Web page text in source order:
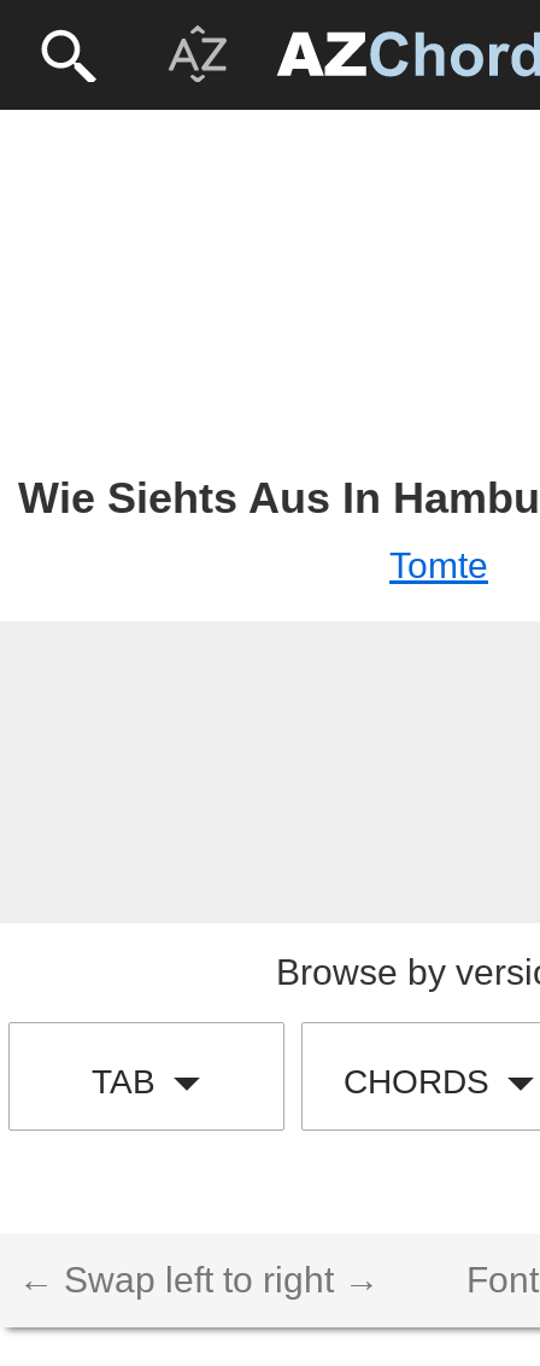
Wie Siehts Aus In
Tomte
Browse by
TAB CHORDS
← Swap left to right →